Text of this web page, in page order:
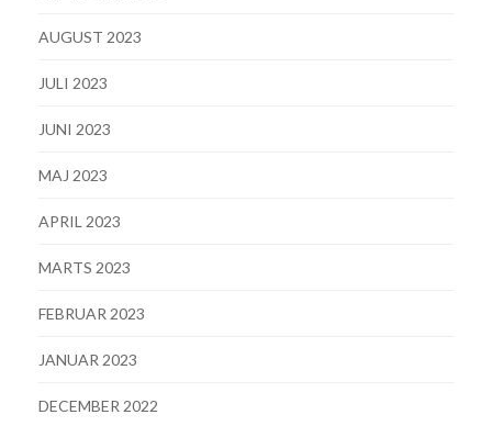
AUGUST 2023
JULI 2023
JUNI 2023
MAJ 2023
APRIL 2023
MARTS 2023
FEBRUAR 2023
JANUAR 2023
DECEMBER 2022